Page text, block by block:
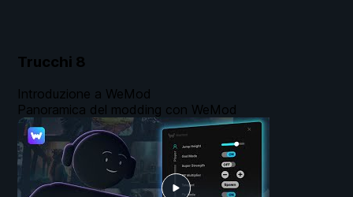
Trucchi 8
Introduzione a WeMod
Panoramica del modding con WeMod